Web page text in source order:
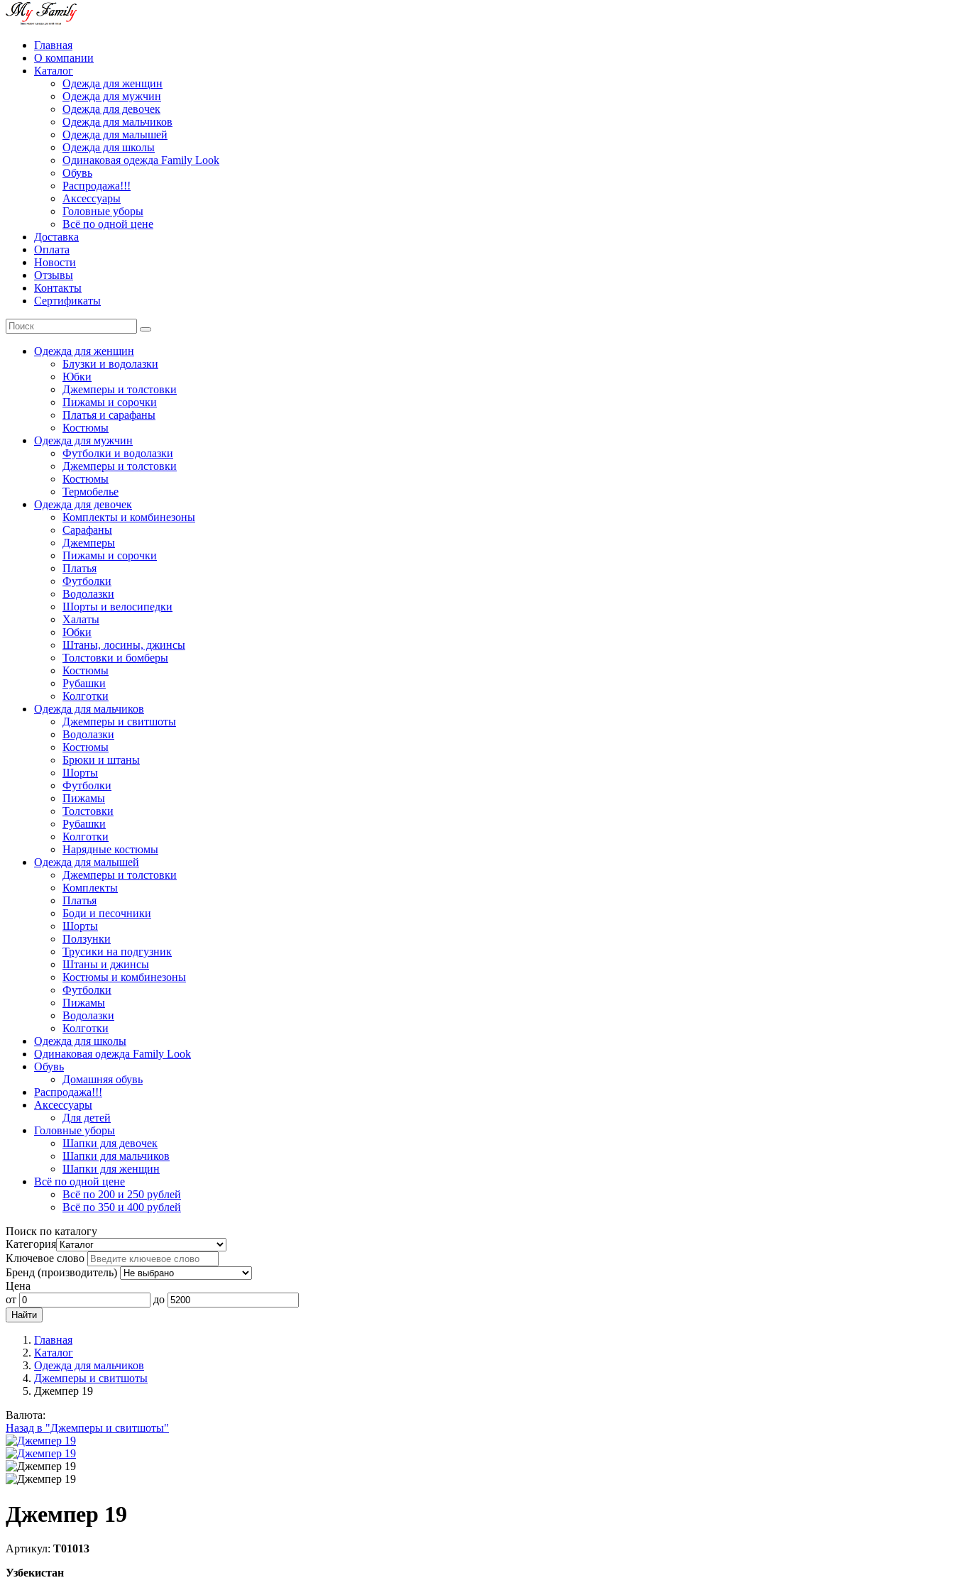
Главная
О компании
Каталог
Одежда для женщин
Одежда для мужчин
Одежда для девочек
Одежда для мальчиков
Одежда для малышей
Одежда для школы
Одинаковая одежда Family Look
Обувь
Распродажа!!!
Аксессуары
Головные уборы
Всё по одной цене
Доставка
Оплата
Новости
Отзывы
Контакты
Сертификаты
Одежда для женщин
Блузки и водолазки
Юбки
Джемперы и толстовки
Пижамы и сорочки
Платья и сарафаны
Костюмы
Одежда для мужчин
Футболки и водолазки
Джемперы и толстовки
Костюмы
Термобелье
Одежда для девочек
Комплекты и комбинезоны
Сарафаны
Джемперы
Пижамы и сорочки
Платья
Футболки
Водолазки
Шорты и велосипедки
Халаты
Юбки
Штаны, лосины, джинсы
Толстовки и бомберы
Костюмы
Рубашки
Колготки
Одежда для мальчиков
Джемперы и свитшоты
Водолазки
Костюмы
Брюки и штаны
Шорты
Футболки
Пижамы
Толстовки
Рубашки
Колготки
Нарядные костюмы
Одежда для малышей
Джемперы и толстовки
Комплекты
Платья
Боди и песочники
Шорты
Ползунки
Трусики на подгузник
Штаны и джинсы
Костюмы и комбинезоны
Футболки
Пижамы
Водолазки
Колготки
Одежда для школы
Одинаковая одежда Family Look
Обувь
Домашняя обувь
Распродажа!!!
Аксессуары
Для детей
Головные уборы
Шапки для девочек
Шапки для мальчиков
Шапки для женщин
Всё по одной цене
Всё по 200 и 250 рублей
Всё по 350 и 400 рублей
Поиск по каталогу
Категория
Ключевое слово
Бренд (производитель)
Цена
от
до
Главная
Каталог
Одежда для мальчиков
Джемперы и свитшоты
Джемпер 19
Валюта:
Назад в "Джемперы и свитшоты"
Джемпер 19
Артикул: Т01013
Узбекистан